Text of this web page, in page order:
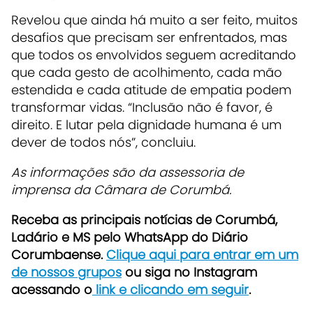
Revelou que ainda há muito a ser feito, muitos
desafios que precisam ser enfrentados, mas
que todos os envolvidos seguem acreditando
que cada gesto de acolhimento, cada mão
estendida e cada atitude de empatia podem
transformar vidas. “Inclusão não é favor, é
direito. E lutar pela dignidade humana é um
dever de todos nós”, concluiu.
As informações são da assessoria de
imprensa da Câmara de Corumbá.
Receba as principais notícias de Corumbá,
Ladário e MS pelo WhatsApp do Diário
Corumbaense.Clique aqui para entrar em um
de nossos grupos ou siga no Instagram
acessando o link e clicando em seguir.